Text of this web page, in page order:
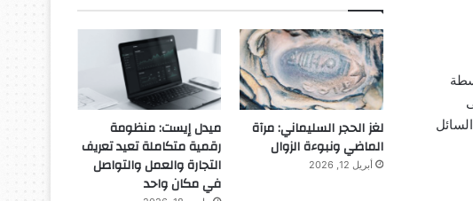
لغز الحجر السليماني: مرآة
الماضي ونبوءة الزوال
أبريل 12, 2026
ميدل إيست: منظومة
رقمية متكاملة تعيد تعريف
التجارة والعمل والتواصل
في مكان واحد